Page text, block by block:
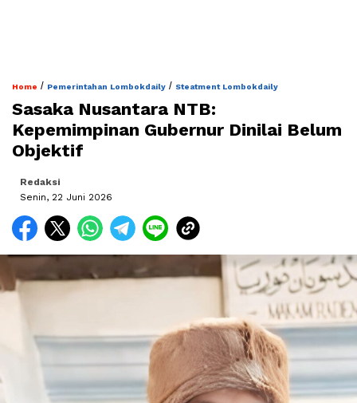
Home / Pemerintahan Lombokdaily / Steatment Lombokdaily
Sasaka Nusantara NTB:
Kepemimpinan Gubernur Dinilai Belum
Objektif
Redaksi
Senin, 22 Juni 2026